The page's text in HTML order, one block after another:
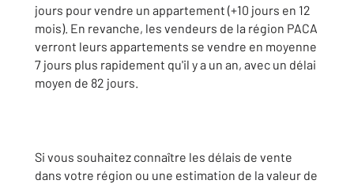
jours pour vendre un appartement (+10 jours en 12
mois). En revanche, les vendeurs de la région PACA
verront leurs appartements se vendre en moyenne
7 jours plus rapidement qu'il y a un an, avec un délai
moyen de 82 jours.
Si vous souhaitez connaître les délais de vente
dans votre région ou une estimation de la valeur de